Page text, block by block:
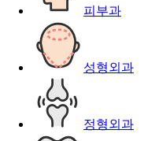
피부과
성형외과
정형외과